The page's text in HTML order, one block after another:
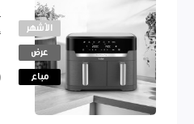
الأشهر
عرض
مباع